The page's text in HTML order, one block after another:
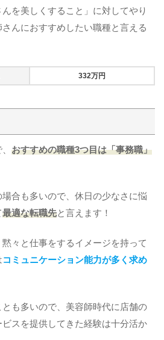
を美しくすること」に対してやり
んにおすすめしたい職種と言える
332万円
おすすめの職種3つ目は「事務職」
合も多いので、休日の少なさに悩
最適な転職先と言えます！
々と仕事をするイメージを持って
コミュニケーション能力が多く求め
も多いので、美容師時代に店舗の
ビスを提供してきた経験は十分活か